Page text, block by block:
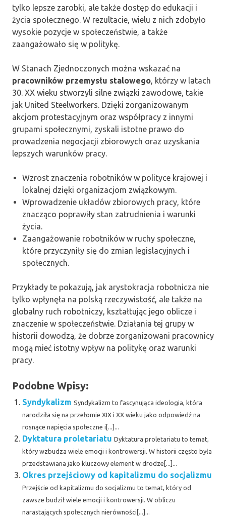
tylko lepsze zarobki, ale także dostęp do edukacji i
życia społecznego. W rezultacie, wielu z nich zdobyło
wysokie pozycje w społeczeństwie, a także
zaangażowało się w politykę.
W Stanach Zjednoczonych można wskazać na
pracowników przemysłu stalowego, którzy w latach
30. XX wieku stworzyli silne związki zawodowe, takie
jak United Steelworkers. Dzięki zorganizowanym
akcjom protestacyjnym oraz współpracy z innymi
grupami społecznymi, zyskali istotne prawo do
prowadzenia negocjacji zbiorowych oraz uzyskania
lepszych warunków pracy.
Wzrost znaczenia robotników w polityce krajowej i
lokalnej dzięki organizacjom związkowym.
Wprowadzenie układów zbiorowych pracy, które
znacząco poprawiły stan zatrudnienia i warunki
życia.
Zaangażowanie robotników w ruchy społeczne,
które przyczyniły się do zmian legislacyjnych i
społecznych.
Przykłady te pokazują, jak arystokracja robotnicza nie
tylko wpłynęła na polską rzeczywistość, ale także na
globalny ruch robotniczy, kształtując jego oblicze i
znaczenie w społeczeństwie. Działania tej grupy w
historii dowodzą, że dobrze zorganizowani pracownicy
mogą mieć istotny wpływ na politykę oraz warunki
pracy.
Podobne Wpisy:
Syndykalizm Syndykalizm to fascynująca ideologia, która
narodziła się na przełomie XIX i XX wieku jako odpowiedź na
rosnące napięcia społeczne i[...]...
Dyktatura proletariatu Dyktatura proletariatu to temat,
który wzbudza wiele emocji i kontrowersji. W historii często była
przedstawiana jako kluczowy element w drodze[...]...
Okres przejściowy od kapitalizmu do socjalizmu
Przejście od kapitalizmu do socjalizmu to temat, który od
zawsze budził wiele emocji i kontrowersji. W obliczu
narastających społecznych nierówności[...]...